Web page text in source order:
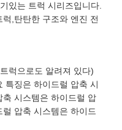
있는 트럭 시리즈입니다.
,탄탄한 구조와 엔진 전
럭으로도 알려져 있다)
특징은 하이드럴 압축 시
시스템은 하이드럴 압
압축 시스템은 하이드